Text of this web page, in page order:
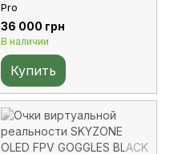
Pro
36 000 грн
В наличии
Купить